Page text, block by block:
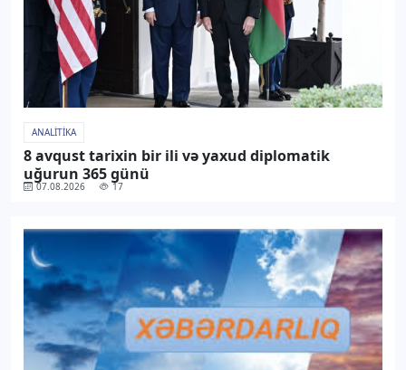
ANALITIKA
8 avqust tarixin bir ili və yaxud diplomatik
uğurun 365 günü
07.08.2026 17